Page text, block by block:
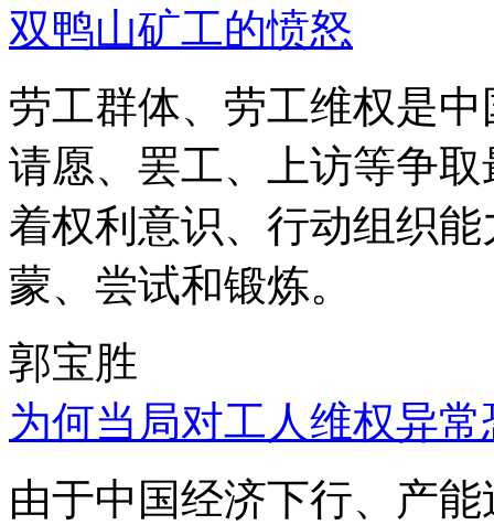
双鸭山矿工的愤怒
劳工群体、劳工维权是
请愿、罢工、上访等争
着权利意识、行动组织
蒙、尝试和锻炼。
郭宝胜
为何当局对工人维权异
由于中国经济下行、产